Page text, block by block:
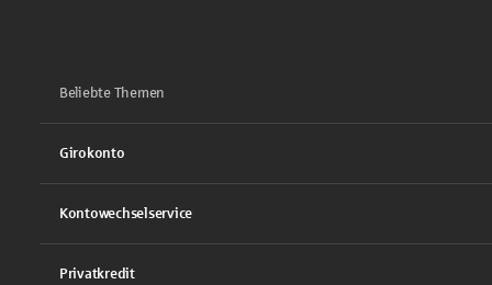
Beliebte Themen
Girokonto
Kontowechselservice
Privatkredit